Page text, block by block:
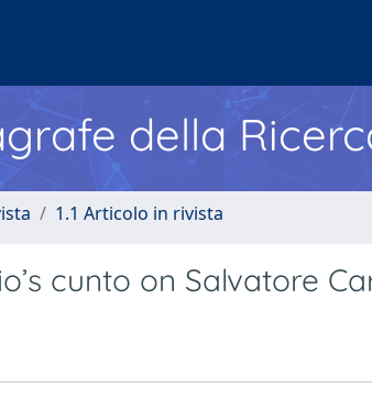
della
1.1 Articolo in rivista
cunto on Salvatore